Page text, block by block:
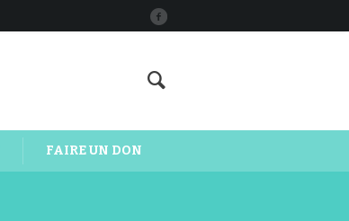
FAIRE UN DON